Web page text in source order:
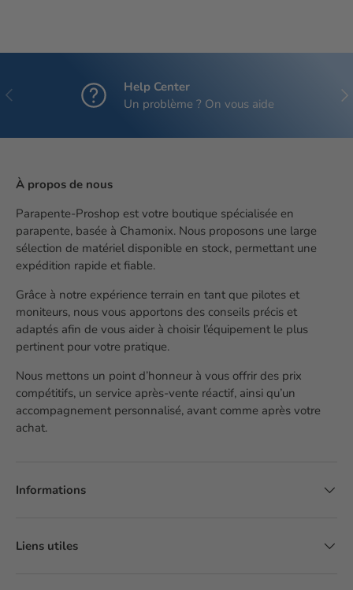
Précédent
Help Center
Un problème ? On vous aide
À propos de nous
Parapente-Proshop est votre boutique spécialisée en
parapente, basée à Chamonix. Nous proposons une large
sélection de matériel disponible en stock, permettant une
expédition rapide et fiable.
Grâce à notre expérience terrain en tant que pilotes et
moniteurs, nous vous apportons des conseils précis et
adaptés afin de vous aider à choisir l’équipement le plus
pertinent pour votre pratique.
Nous mettons un point d’honneur à vous offrir des prix
compétitifs, un service après-vente réactif, ainsi qu’un
accompagnement personnalisé, avant comme après votre
achat.
Informations
Liens utiles